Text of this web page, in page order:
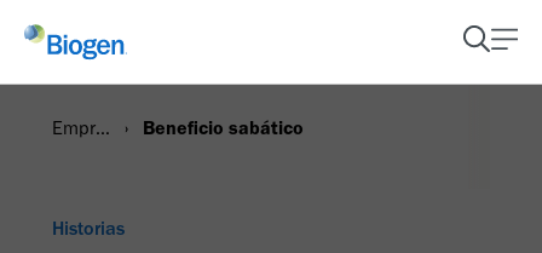
Empresa Beneficio sabático
Historias